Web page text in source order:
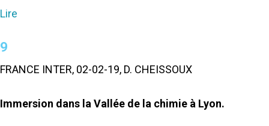
Lire
9
FRANCE INTER, 02-02-19, D. CHEISSOUX
Immersion dans la Vallée de la chimie à Lyon.